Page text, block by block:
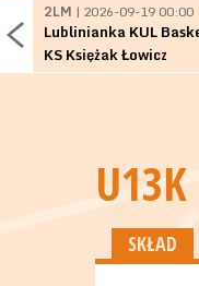
2LM | 2026-09-19 00:00
Lublinianka KUL
KS Księżak Łowicz
U13K
SKŁAD